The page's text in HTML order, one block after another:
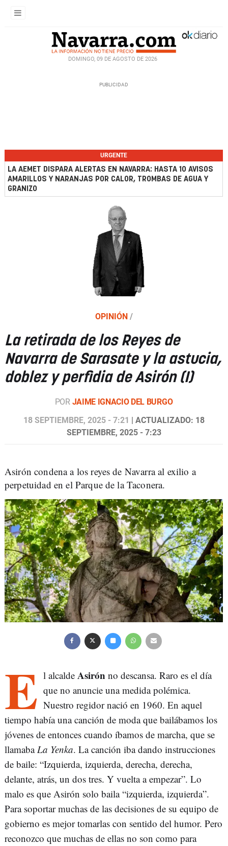
DOMINGO, 09 DE AGOSTO DE 2026
URGENTE
LA AEMET DISPARA ALERTAS EN NAVARRA: HASTA 10 AVISOS
AMARILLOS Y NARANJAS POR CALOR, TROMBAS DE AGUA Y
GRANIZO
OPINIÓN /
La retirada de los Reyes de
Navarra de Sarasate y la astucia,
doblez y perfidia de Asirón (I)
POR JAIME IGNACIO DEL BURGO
18 SEPTIEMBRE, 2025 - 7:21 | ACTUALIZADO: 18
SEPTIEMBRE, 2025 - 7:23
Asirón condena a los reyes de Navarra al exilio a
perpetuidad en el Parque de la Taconera.
E l alcalde Asirón no descansa. Raro es el día
que no anuncie una medida polémica.
Nuestro regidor nació en 1960. En aquel
tiempo había una canción de moda que bailábamos los
jóvenes de entonces cuando íbamos de marcha, que se
llamabaLa Yenka. La canción iba dando instrucciones
de baile: “Izquierda, izquierda, derecha, derecha,
delante, atrás, un dos tres. Y vuelta a empezar”. Lo
malo es que Asirón solo baila “izquierda, izquierda”.
Para soportar muchas de las decisiones de su equipo de
gobierno es mejor tomarlas con sentido del humor. Pero
reconozco que muchas de ellas no son como para